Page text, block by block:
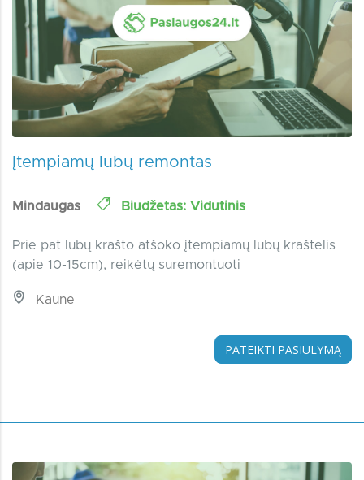
Įtempiamų lubų remontas
Mindaugas Biudžetas: Vidutinis
Prie pat lubų krašto atšoko įtempiamų lubų kraštelis
(apie 10-15cm), reikėtų suremontuoti
Kaune
PATEIKTI PASIŪLYMĄ